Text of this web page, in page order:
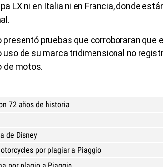
LX ni en Italia ni en Francia, donde
pruebas que corroboraran que
de su marca tridimensional no
de motos.
72 años de historia
de Disney
por plagiar a Piaggio